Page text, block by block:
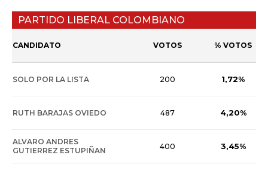
PARTIDO LIBERAL COLOMBIANO
CANDIDATO VOTOS % VOTOS
SOLO POR LA LISTA 200 1,72%
RUTH BARAJAS OVIEDO 487 4,20%
ALVARO ANDRES
GUTIERREZ ESTUPIÑAN
400 3,45%